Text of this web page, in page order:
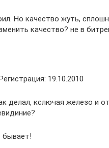
Но качество жуть,
качество? не в
19.10.2010
делал, кслючая железо и
бывает!